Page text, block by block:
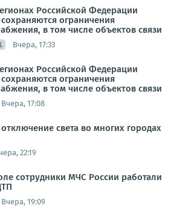
Российской Федерации
ограничения
в том числе объектов связи
Вчера, 17:33
Российской Федерации
ограничения
в том числе объектов связи
Вчера, 17:08
света во многих городах
22:19
сотрудники МЧС России работали
Вчера, 19:09